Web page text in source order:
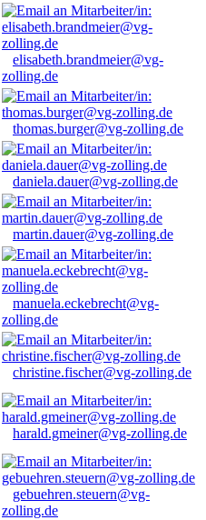
elisabeth.brandmeier@vg-
zolling.de
thomas.burger@vg-zolling.de
daniela.dauer@vg-zolling.de
martin.dauer@vg-zolling.de
manuela.eckebrecht@vg-
zolling.de
christine.fischer@vg-zolling.de
harald.gmeiner@vg-zolling.de
gebuehren.steuern@vg-
zolling.de